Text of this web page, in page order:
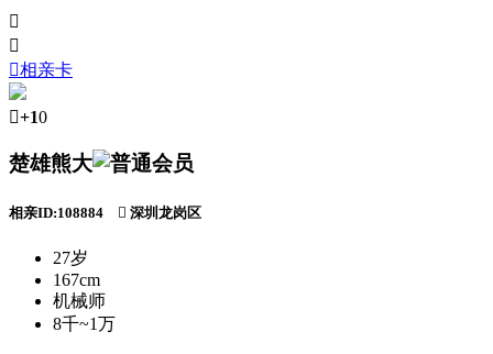


相亲卡
+10
楚雄熊大
相亲ID:108884  深圳龙岗区
27岁
167cm
机械师
8千~1万